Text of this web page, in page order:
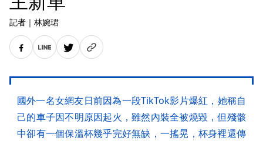
記者 ｜ 林婉珺
國外一名女網友日前因為一段TikTok影片爆紅，她稱自
己的車子因不明原因起火，雖然內裝全被燒毀，但殘骸
中卻有一個保溫杯幾乎完好無缺，一搖晃，杯身裡還傳